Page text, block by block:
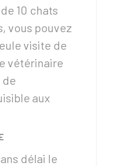
10 chats
vous pouvez
visite de
vétérinaire
de
aux
délai le